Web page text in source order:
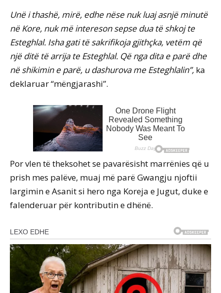
Unë i thashë, mirë, edhe nëse nuk luaj asnjë minutë
në Kore, nuk më intereson sepse dua të shkoj te
Esteghlal. Isha gati të sakrifikoja gjithçka, vetëm që
një ditë të arrija te Esteghlal. Që nga dita e parë dhe
në shikimin e parë, u dashurova me Esteghlalin”, ka
deklaruar “mëngjarashi”.
Por vlen të theksohet se pavarësisht marrënies që u
prish mes palëve, muaj më parë Gwangju njoftii
largimin e Asanit si hero nga Koreja e Jugut, duke e
falenderuar për kontributin e dhënë.